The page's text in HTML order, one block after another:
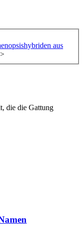
aus
>
die die Gattung